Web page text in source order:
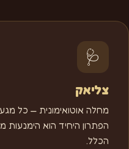
🩺
צליאק
מחלה אוטואימונית — כל
הפתרון היחיד הוא הימנעות
הכלל.